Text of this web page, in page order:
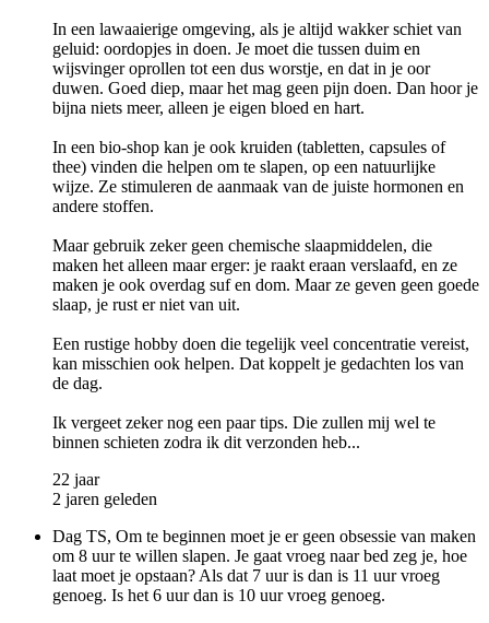
In een lawaaierige omgeving, als je altijd wakker schiet van
geluid: oordopjes in doen. Je moet die tussen duim en
wijsvinger oprollen tot een dus worstje, en dat in je oor
duwen. Goed diep, maar het mag geen pijn doen. Dan hoor je
bijna niets meer, alleen je eigen bloed en hart.
In een bio-shop kan je ook kruiden (tabletten, capsules of
thee) vinden die helpen om te slapen, op een natuurlijke
wijze. Ze stimuleren de aanmaak van de juiste hormonen en
andere stoffen.
Maar gebruik zeker geen chemische slaapmiddelen, die
maken het alleen maar erger: je raakt eraan verslaafd, en ze
maken je ook overdag suf en dom. Maar ze geven geen goede
slaap, je rust er niet van uit.
Een rustige hobby doen die tegelijk veel concentratie vereist,
kan misschien ook helpen. Dat koppelt je gedachten los van
de dag.
Ik vergeet zeker nog een paar tips. Die zullen mij wel te
binnen schieten zodra ik dit verzonden heb...
22 jaar
2 jaren geleden
Dag TS, Om te beginnen moet je er geen obsessie van maken
om 8 uur te willen slapen. Je gaat vroeg naar bed zeg je, hoe
laat moet je opstaan? Als dat 7 uur is dan is 11 uur vroeg
genoeg. Is het 6 uur dan is 10 uur vroeg genoeg.